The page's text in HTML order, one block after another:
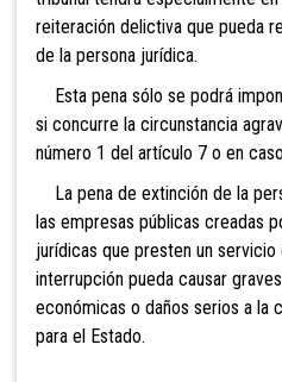
reiteración delictiva que pueda
de la persona jurídica.
Esta pena sólo se podrá
si concurre la circunstancia
número 1 del artículo 7 o en
La pena de extinción de la
las empresas públicas creadas
jurídicas que presten un
interrupción pueda causar
económicas o daños serios a la
para el Estado.